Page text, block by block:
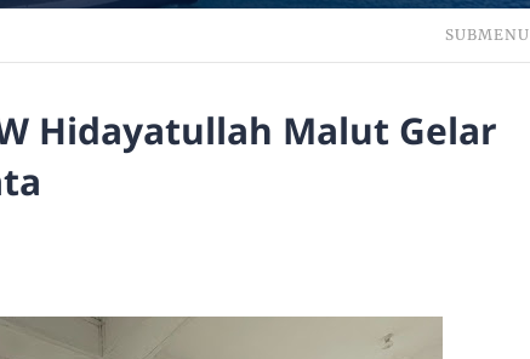
SUBMENU
Hidayatullah Malut Gelar